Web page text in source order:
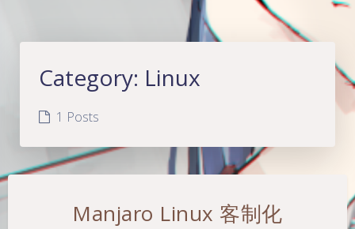
Category: Linux
1 Posts
Manjaro Linux 客制化